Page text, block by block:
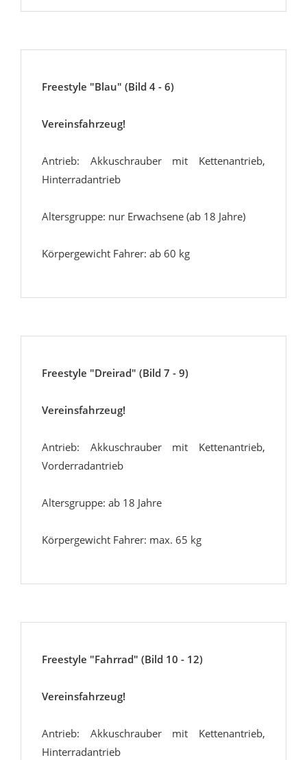
Freestyle "Blau" (Bild 4 - 6)
Vereinsfahrzeug!
Antrieb: Akkuschrauber mit Kettenantrieb,
Hinterradantrieb
Altersgruppe: nur Erwachsene (ab 18 Jahre)
Körpergewicht Fahrer: ab 60 kg
Freestyle "Dreirad" (Bild 7 - 9)
Vereinsfahrzeug!
Antrieb: Akkuschrauber mit Kettenantrieb,
Vorderradantrieb
Altersgruppe: ab 18 Jahre
Körpergewicht Fahrer: max. 65 kg
Freestyle "Fahrrad" (Bild 10 - 12)
Vereinsfahrzeug!
Antrieb: Akkuschrauber mit Kettenantrieb,
Hinterradantrieb